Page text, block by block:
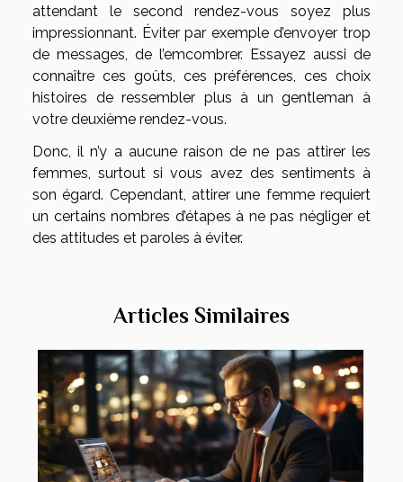
attendant le second rendez-vous soyez plus
impressionnant. Éviter par exemple d’envoyer trop
de messages, de l’emcombrer. Essayez aussi de
connaître ces goûts, ces préférences, ces choix
histoires de ressembler plus à un gentleman à
votre deuxième rendez-vous.
Donc, il n’y a aucune raison de ne pas attirer les
femmes, surtout si vous avez des sentiments à
son égard. Cependant, attirer une femme requiert
un certains nombres d’étapes à ne pas négliger et
des attitudes et paroles à éviter.
Articles Similaires